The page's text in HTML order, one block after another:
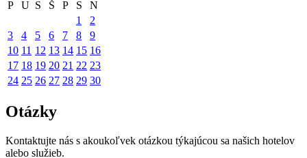
P U S Š P S
N
1
2
3
4 5 6 7 8
9
10 11 12 13 14 15 16
17 18 19 20 21 22 23
24 25 26 27 28 29 30
Otázky
Kontaktujte nás s akoukoľvek otázkou týkajúcou sa našich hotelov
alebo služieb.